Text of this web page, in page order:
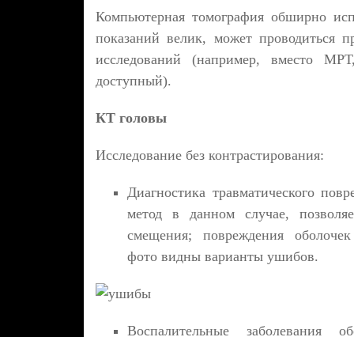
Компьютерная томография обширно
показаний велик, может проводиться
исследований (например, вместо
доступный).
КТ головы
Исследование без контрастирования:
Диагностика травматического
метод в данном случае,
смещения; повреждения
фото видны варианты ушибов.
Воспалительные